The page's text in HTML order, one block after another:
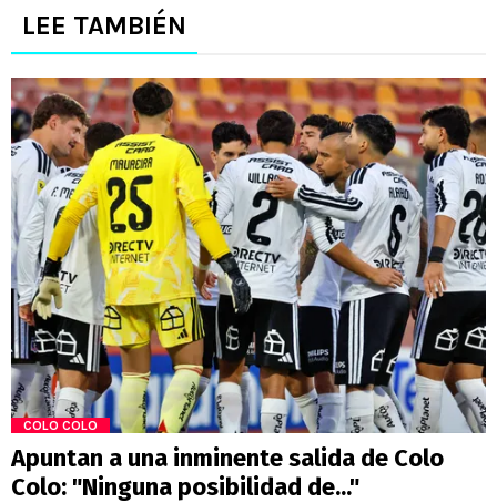
LEE TAMBIÉN
COLO COLO
Apuntan a una inminente salida de Colo
Colo: "Ninguna posibilidad de..."